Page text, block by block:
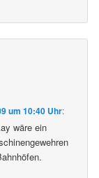
um 10:40 Uhr:
wäre ein